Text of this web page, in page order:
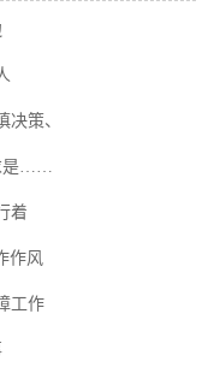
决策、
是……
着
作风
工作